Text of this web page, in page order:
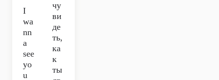
I
wa
nn
a
see
yo
u
чу
ви
де
ть,
ка
к
ты